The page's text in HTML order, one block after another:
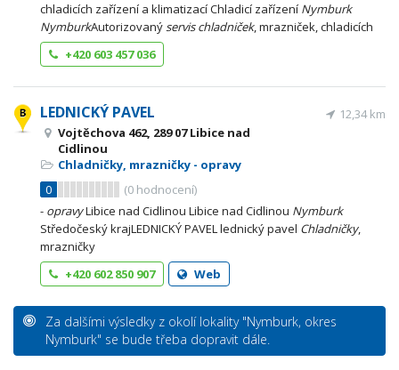
chladicích zařízení a klimatizací Chladicí zařízení Nymburk
NymburkAutorizovanýservis chladniček, mrazniček, chladicích
+420 603 457 036
LEDNICKÝ PAVEL
Vojtěchova 462, 289 07 Libice nad
Cidlinou
Chladničky, mrazničky - opravy
0
(0 hodnocení)
12,34 km
- opravyLibice nad Cidlinou Libice nad Cidlinou Nymburk
Středočeský krajLEDNICKÝ PAVEL lednický pavel Chladničky,
mrazničky
+420 602 850 907
Web
Za dalšími výsledky z okolí lokality "Nymburk, okres
Nymburk" se bude třeba dopravit dále.